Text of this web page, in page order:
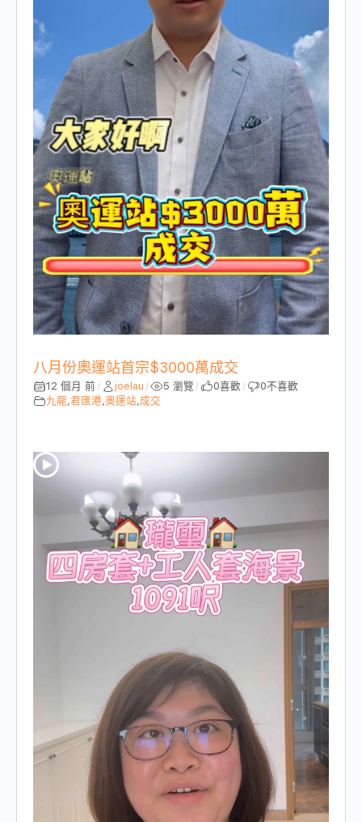
八月份奧運站首宗$3000萬成交
12 個月 前 / joelau / 5 瀏覽 / 0喜歡 / 0不喜歡
九龍 君匯港 奧運站 成交